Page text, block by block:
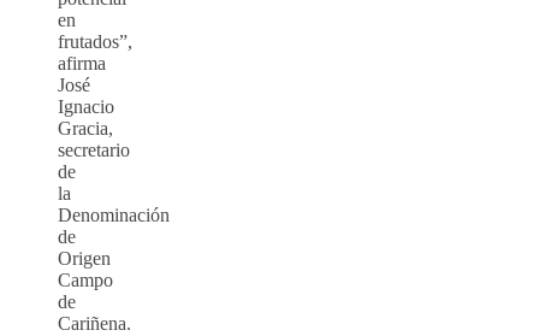
en
frutados”,
afirma
José
Ignacio
Gracia,
secretario
de
la
Denominación
de
Origen
Campo
de
Cariñena.